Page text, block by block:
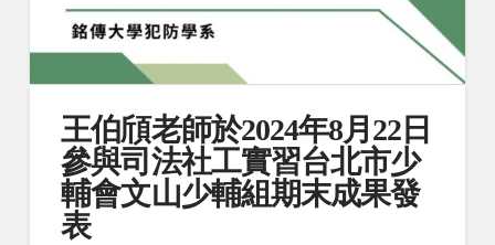
王伯頎老師於2024年8月22日
參與司法社工實習台北市少
輔會文山少輔組期末成果發
表